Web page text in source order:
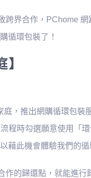
界合作，PChome 網
循環包裝了！
，推出網購循環包裝
程時勾選願意使用「
藉此機會體驗我們的循
的歸還點，就能進行